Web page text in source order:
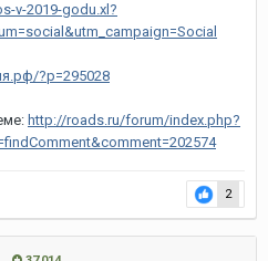
v-2019-godu.xl?
?p=295028
http://roads.ru/forum/index.php?
2